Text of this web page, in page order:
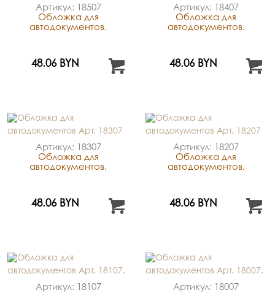
Артикул: 18507
Обложка для
автодокументов.
48.06 BYN
Артикул: 18407
Обложка для
автодокументов.
48.06 BYN
Артикул: 18307
Обложка для
автодокументов.
48.06 BYN
Артикул: 18207
Обложка для
автодокументов.
48.06 BYN
Артикул: 18107
Артикул: 18007